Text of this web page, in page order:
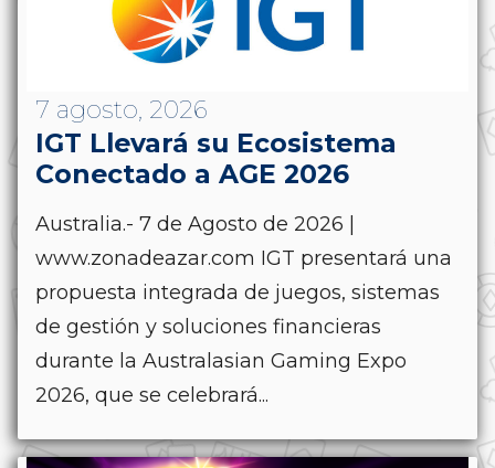
7 agosto, 2026
IGT Llevará su Ecosistema
Conectado a AGE 2026
Australia.- 7 de Agosto de 2026 |
www.zonadeazar.com IGT presentará una
propuesta integrada de juegos, sistemas
de gestión y soluciones financieras
durante la Australasian Gaming Expo
2026, que se celebrará...